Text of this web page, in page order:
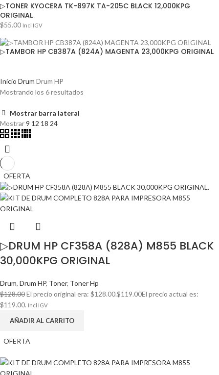
▷TONER KYOCERA TK-897K TA-205C BLACK 12,000KPG
ORIGINAL
$55.00 Incl IGV
▷TAMBOR HP CB387A (824A) MAGENTA 23,000KPG ORIGINAL
Inicio Drum Drum HP
Mostrando los 6 resultados
Mostrar barra lateral
Mostrar9 12 18 24
OFERTA
▷DRUM HP CF358A (828A) M855 BLACK
30,000KPG ORIGINAL
Drum, Drum HP, Toner, Toner Hp
$128.00El precio original era: $128.00.$119.00El precio actual es:
$119.00. Incl IGV
AÑADIR AL CARRITO
OFERTA